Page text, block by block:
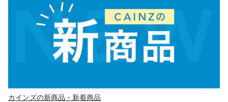
カインズの新商品・新着商品